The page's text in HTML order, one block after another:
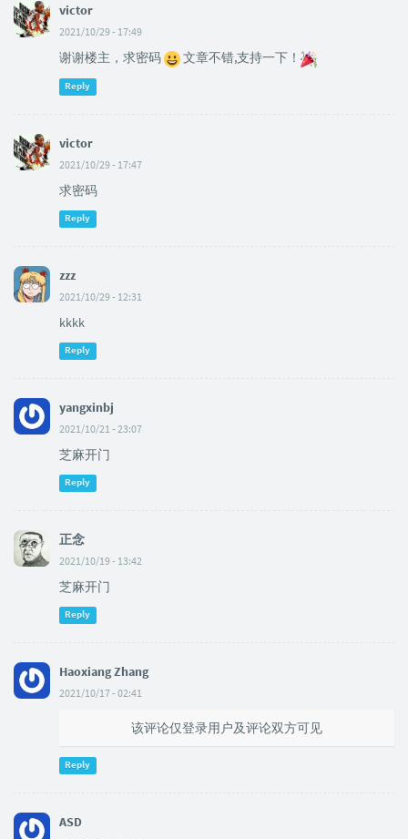
victor
2021/10/29 - 17:49
谢谢楼主，求密码 文章不错,支持一下！
Reply
victor
2021/10/29 - 17:47
求密码
Reply
zzz
2021/10/29 - 12:31
kkkk
Reply
yangxinbj
2021/10/21 - 23:07
芝麻开门
Reply
正念
2021/10/19 - 13:42
芝麻开门
Reply
Haoxiang Zhang
2021/10/17 - 02:41
该评论仅登录用户及评论双方可见
Reply
ASD